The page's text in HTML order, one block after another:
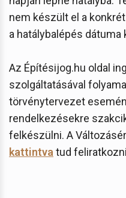
nem készült el a
a hatálybalépés
Az Építésijog.hu oldal
szolgáltatásával
törvénytervezet
rendelkezésekre
felkészülni. A
kattintva tud